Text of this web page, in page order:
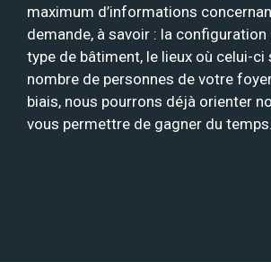
maximum d’informations
demande, à savoir : la
type de bâtiment, le lieux où celui-ci
nombre de personnes de votre
biais, nous pourrons déjà orienter
vous permettre de gagner du temps.